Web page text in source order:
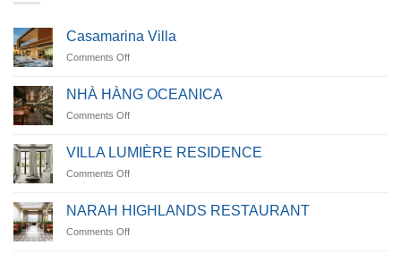
Casamarina Villa
Comments Offon
Villa
NHÀ HÀNG OCEANICA
Comments Offon
HÀNG
OCEANICA
VILLA LUMIÈRE RESIDENCE
Comments Offon
LUMIÈRE
RESIDENCE
NARAH HIGHLANDS RESTAURANT
Comments Offon